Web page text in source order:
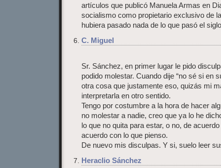
artículos que publicó Manuela Armas en
socialismo como propietario exclusivo de
hubiera pasado nada de lo que pasó el
C. Miguel
Sr. Sánchez, en primer lugar le pido
podido molestar. Cuando dije “no sé si en
otra cosa que justamente eso, quizás mi
interpretarla en otro sentido.
Tengo por costumbre a la hora de hacer
no molestar a nadie, creo que ya lo he
lo que no quita para estar, o no, de
acuerdo con lo que pienso.
De nuevo mis disculpas. Y si, suelo leer
Heraclio Sánchez